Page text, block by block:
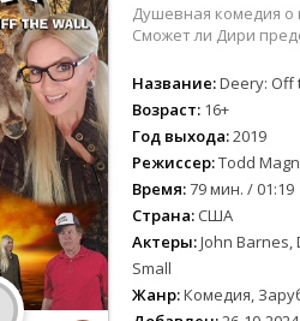
Душевная комедия
Сможет ли Дири
Название:Deery: Off
Возраст: 16+
Год выхода:2019
Режиссер:Todd
Время:79 мин. / 01:19
Страна: США
Актеры:John Barnes,
Small
Жанр:Комедия,